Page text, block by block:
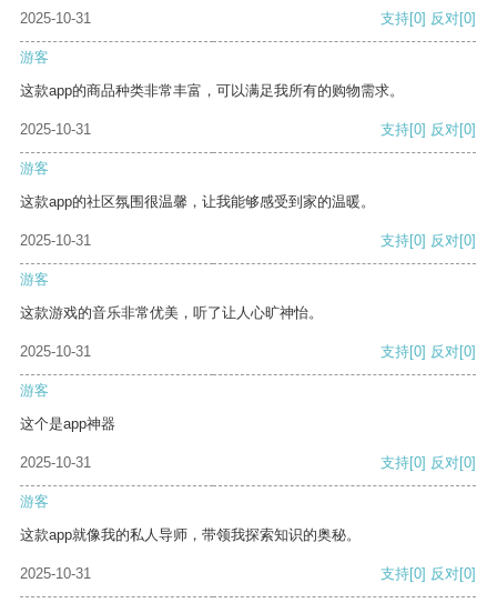
2025-10-31 支持[0] 反对[0]
游客
这款app的商品种类非常丰富，可以满足我所有的购物需求。
2025-10-31 支持[0] 反对[0]
游客
这款app的社区氛围很温馨，让我能够感受到家的温暖。
2025-10-31 支持[0] 反对[0]
游客
这款游戏的音乐非常优美，听了让人心旷神怡。
2025-10-31 支持[0] 反对[0]
游客
这个是app神器
2025-10-31 支持[0] 反对[0]
游客
这款app就像我的私人导师，带领我探索知识的奥秘。
2025-10-31 支持[0] 反对[0]